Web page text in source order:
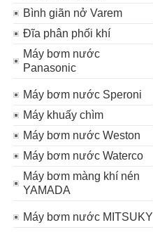
Bình giãn nở Varem
Đĩa phân phối khí
Máy bơm nước
Panasonic
Máy bơm nước Speroni
Máy khuấy chìm
Máy bơm nước Weston
Máy bơm nước Waterco
Máy bơm màng khí nén
YAMADA
Máy bơm nước MITSUKY